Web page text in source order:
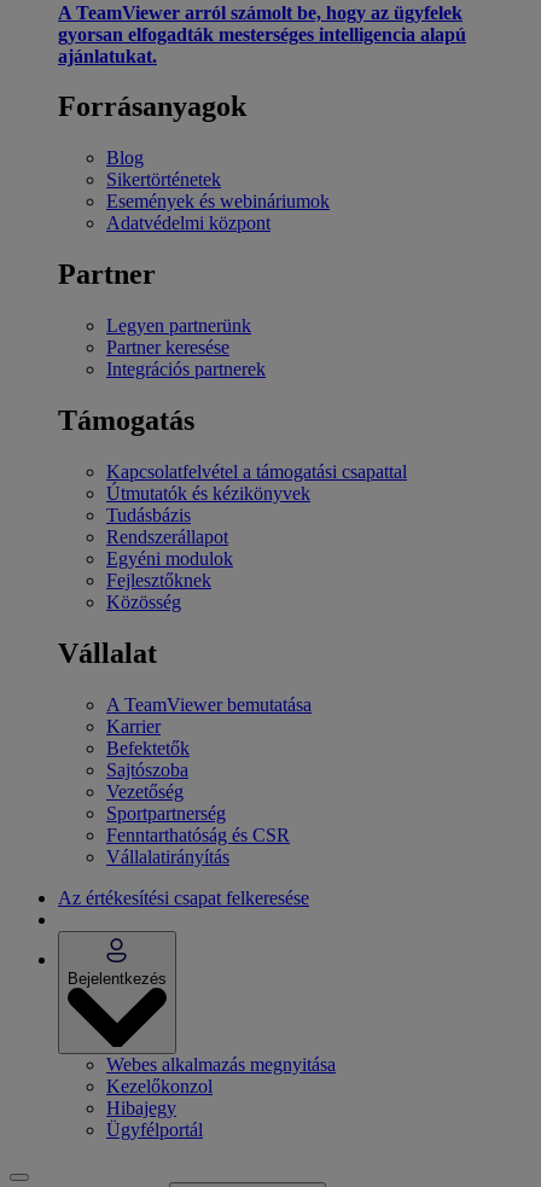
A TeamViewer arról számolt be, hogy az ügyfelek
gyorsan elfogadták mesterséges intelligencia alapú
ajánlatukat.
Forrásanyagok
Blog
Sikertörténetek
Események és webináriumok
Adatvédelmi központ
Partner
Legyen partnerünk
Partner keresése
Integrációs partnerek
Támogatás
Kapcsolatfelvétel a támogatási csapattal
Útmutatók és kézikönyvek
Tudásbázis
Rendszerállapot
Egyéni modulok
Fejlesztőknek
Közösség
Vállalat
A TeamViewer bemutatása
Karrier
Befektetők
Sajtószoba
Vezetőség
Sportpartnerség
Fenntarthatóság és CSR
Vállalatirányítás
Az értékesítési csapat felkeresése
Bejelentkezés
Webes alkalmazás megnyitása
Kezelőkonzol
Hibajegy
Ügyfélportál